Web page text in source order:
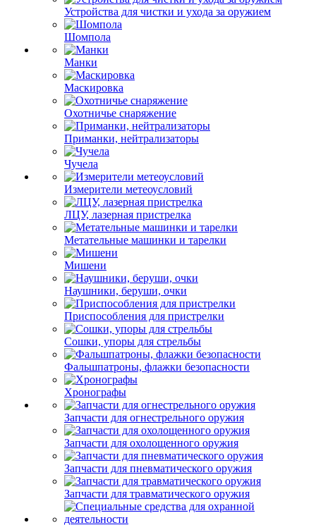
Устройства для чистки и ухода за оружием
Шомпола
Манки
Маскировка
Охотничье снаряжение
Приманки, нейтрализаторы
Чучела
Измерители метеоусловий
ЛЦУ, лазерная пристрелка
Метательные машинки и тарелки
Мишени
Наушники, беруши, очки
Приспособления для пристрелки
Сошки, упоры для стрельбы
Фальшпатроны, флажки безопасности
Хронографы
Запчасти для огнестрельного оружия
Запчасти для охолощенного оружия
Запчасти для пневматического оружия
Запчасти для травматического оружия